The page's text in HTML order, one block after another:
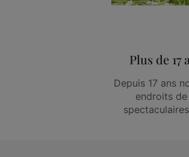
Plus de 17
Depuis 17 ans
endroits